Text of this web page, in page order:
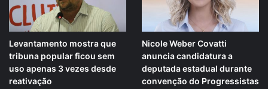
Levantamento mostra que
tribuna popular ficou sem
uso apenas 3 vezes desde
reativação
Nicole Weber Covatti
anuncia candidatura a
deputada estadual durante
convenção do Progressistas